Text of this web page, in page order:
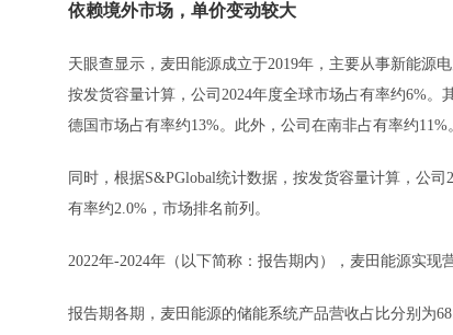
依赖境外市场，单价变动较大
天眼查显示，麦田能源成立于2019年，主要从事新能源
按发货容量计算，公司2024年度全球市场占有率约6%。
德国市场占有率约13%。此外，公司在南非占有率约11%
同时，根据S&PGlobal统计数据，按发货容量计算，公
有率约2.0%，市场排名前列。
2022年-2024年（以下简称：报告期内），麦田能源实现
报告期各期，麦田能源的储能系统产品营收占比分别为